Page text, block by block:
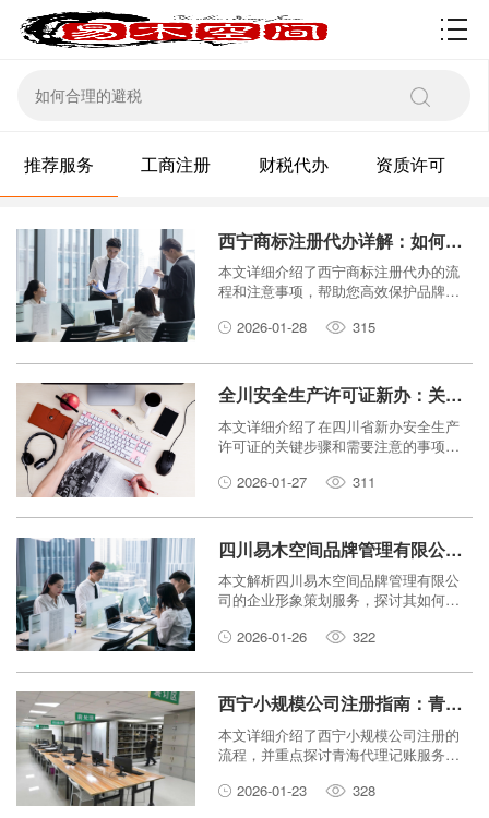
资质许可
推荐服务 工商注册 财税代办 资质许可
西宁商标注册代办详解：如何高效保护你的品牌知识产权？
本文详细介绍了西宁商标注册代办的流
程和注意事项，帮助您高效保护品牌知
2026-01-28
315
全川安全生产许可证新办：关键步骤与注意事项
本文详细介绍了在四川省新办安全生产
许可证的关键步骤和需要注意的事项，
2026-01-27
311
四川易木空间品牌管理有限公司服务解析：企业形象策划如何提升品
本文解析四川易木空间品牌管理有限公
司的企业形象策划服务，探讨其如何通
的品牌价值与市场竞争力。
2026-01-26 322
西宁小规模公司注册指南：青海代理记账如何助力企业起步？
本文详细介绍了西宁小规模公司注册的
流程，并重点探讨青海代理记账服务如
合规经营。
2026-01-23 328